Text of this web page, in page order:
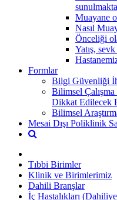
Muayane
Nasıl
Önceliği
Yatış,
Formlar
Bilgi Güvenliği
Bilimsel Çalışma
Dikkat Edilecek
Bilimsel
Mesai Dışı Poliklinik
Tıbbi Birimler
Klinik ve Birimlerimiz
Dahili Branşlar
İç Hastalıkları